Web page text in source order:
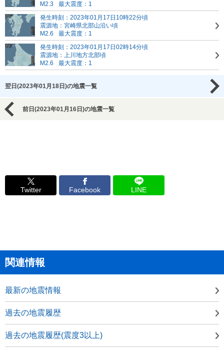
M2.3
最大震度：1
発生時刻：2023年01月17日10時22分頃
震源地：宮崎県北部山沿い頃
M2.6
最大震度：1
発生時刻：2023年01月17日02時14分頃
震源地：上川地方北部頃
M2.6
最大震度：1
翌日(2023年01月18日)の地震一覧
前日(2023年01月16日)の地震一覧
Twitter Facebook LINE
関連情報
最新の地震情報
過去の地震履歴
過去の地震履歴(震度3以上)